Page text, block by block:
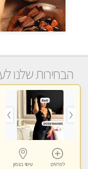
הבחירות שלנו
לפרטים
עיסוי בצפון